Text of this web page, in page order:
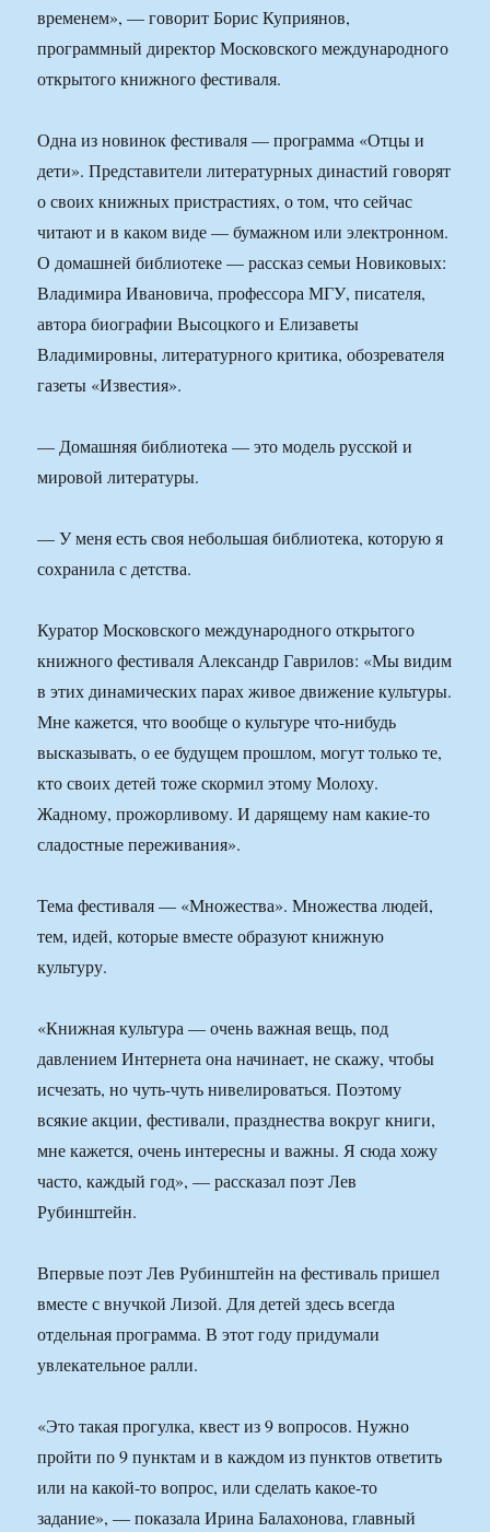
временем», — говорит Борис Куприянов,
программный директор Московского международного
открытого книжного фестиваля.
Одна из новинок фестиваля — программа «Отцы и
дети». Представители литературных династий говорят
о своих книжных пристрастиях, о том, что сейчас
читают и в каком виде — бумажном или электронном.
О домашней библиотеке — рассказ семьи Новиковых:
Владимира Ивановича, профессора МГУ, писателя,
автора биографии Высоцкого и Елизаветы
Владимировны, литературного критика, обозревателя
газеты «Известия».
— Домашняя библиотека — это модель русской и
мировой литературы.
— У меня есть своя небольшая библиотека, которую я
сохранила с детства.
Куратор Московского международного открытого
книжного фестиваля Александр Гаврилов: «Мы видим
в этих динамических парах живое движение культуры.
Мне кажется, что вообще о культуре что-нибудь
высказывать, о ее будущем прошлом, могут только те,
кто своих детей тоже скормил этому Молоху.
Жадному, прожорливому. И дарящему нам какие-то
сладостные переживания».
Тема фестиваля — «Множества». Множества людей,
тем, идей, которые вместе образуют книжную
культуру.
«Книжная культура — очень важная вещь, под
давлением Интернета она начинает, не скажу, чтобы
исчезать, но чуть-чуть нивелироваться. Поэтому
всякие акции, фестивали, празднества вокруг книги,
мне кажется, очень интересны и важны. Я сюда хожу
часто, каждый год», — рассказал поэт Лев
Рубинштейн.
Впервые поэт Лев Рубинштейн на фестиваль пришел
вместе с внучкой Лизой. Для детей здесь всегда
отдельная программа. В этот году придумали
увлекательное ралли.
«Это такая прогулка, квест из 9 вопросов. Нужно
пройти по 9 пунктам и в каждом из пунктов ответить
или на какой-то вопрос, или сделать какое-то
задание», — показала Ирина Балахонова, главный